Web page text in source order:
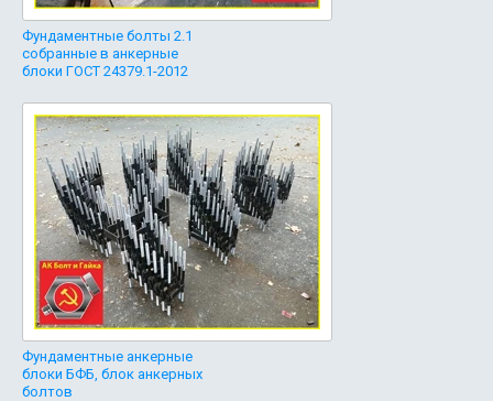
Фундаментные болты 2.1
собранные в анкерные
блоки ГОСТ 24379.1-2012
Фундаментные анкерные
блоки БФБ, блок анкерных
болтов